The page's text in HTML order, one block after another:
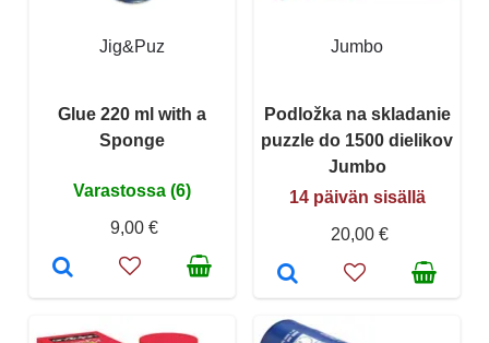
Jig&Puz
Glue 220 ml with a
Sponge
Varastossa (6)
9,00 €
Jumbo
Podložka na skladanie
puzzle do 1500 dielikov
Jumbo
14 päivän sisällä
20,00 €